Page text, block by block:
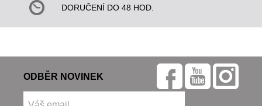
DORUČENÍ DO 48 HOD.
ODBĚR NOVINEK